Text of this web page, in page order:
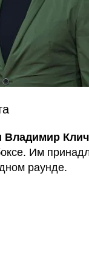
Владимир
Им
раунде.